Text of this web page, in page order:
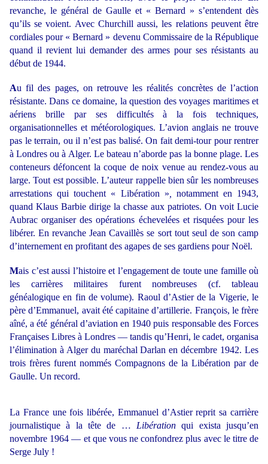
revanche, le général de Gaulle et « Bernard » s’entendent dès
qu’ils se voient. Avec Churchill aussi, les relations peuvent être
cordiales pour « Bernard » devenu Commissaire de la République
quand il revient lui demander des armes pour ses résistants au
début de 1944.
Au fil des pages, on retrouve les réalités concrètes de l’action
résistante. Dans ce domaine, la question des voyages maritimes et
aériens brille par ses difficultés à la fois techniques,
organisationnelles et météorologiques. L’avion anglais ne trouve
pas le terrain, ou il n’est pas balisé. On fait demi-tour pour rentrer
à Londres ou à Alger. Le bateau n’aborde pas la bonne plage. Les
conteneurs défoncent la coque de noix venue au rendez-vous au
large. Tout est possible. L’auteur rappelle bien sûr les nombreuses
arrestations qui touchent « Libération »
notamment en 1943,
quand Klaus Barbie dirige la chasse aux patriotes. On voit Lucie
Aubrac organiser des opérations échevelées et risquées pour les
libérer. En revanche Jean Cavaillès se sort tout seul de son camp
d’internement en profitant des agapes de ses gardiens pour Noël.
Mais c’est aussi l’histoire et l’engagement de toute une famille où
les carrières militaires furent nombreuses (cf. tableau
généalogique en fin de volume). Raoul d’Astier de la Vigerie, le
père d’Emmanuel, avait été capitaine d’artillerie. François, le frère
aîné, a été général d’aviation en 1940 puis responsable des Forces
Françaises Libres à Londres — tandis qu’Henri, le cadet, organisa
l’élimination à Alger du maréchal Darlan en décembre 1942. Les
trois frères furent nommés Compagnons de la Libération par de
Gaulle. Un record.
La France une fois libérée, Emmanuel d’Astier reprit sa carrière
journalistique à la tête de … Libération qui exista jusqu’en
novembre 1964 — et que vous ne confondrez plus avec le titre de
Serge July !